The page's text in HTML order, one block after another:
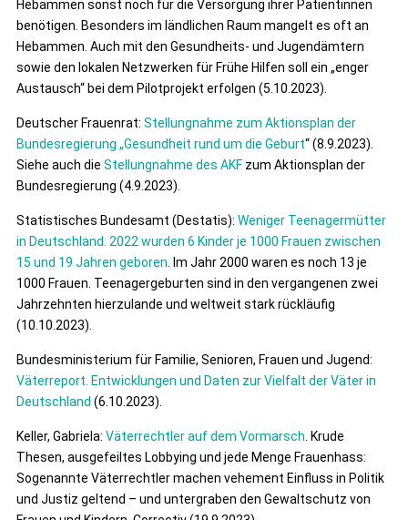
Hebammen sonst noch für die Versorgung ihrer Patientinnen
benötigen. Besonders im ländlichen Raum mangelt es oft an
Hebammen. Auch mit den Gesundheits- und Jugendämtern
sowie den lokalen Netzwerken für Frühe Hilfen soll ein „enger
Austausch“ bei dem Pilotprojekt erfolgen (5.10.2023).
Deutscher Frauenrat: Stellungnahme zum Aktionsplan der
Bundesregierung „Gesundheit rund um die Geburt“ (8.9.2023)
Siehe auch die Stellungnahme des AKF zum Aktionsplan der
Bundesregierung (4.9.2023).
Statistisches Bundesamt (Destatis): Weniger Teenagermütter
in Deutschland. 2022 wurden 6 Kinder je 1000 Frauen zwischen
15 und 19 Jahren geboren . Im Jahr 2000 waren es noch 13 je
1000 Frauen. Teenagergeburten sind in den vergangenen zwei
Jahrzehnten hierzulande und weltweit stark rückläufig
(10.10.2023).
Bundesministerium für Familie, Senioren, Frauen und Jugend:
Väterreport. Entwicklungen und Daten zur Vielfalt der Väter in
Deutschland (6.10.2023).
Keller, Gabriela: Väterrechtler auf dem Vormarsch . Krude
Thesen, ausgefeiltes Lobbying und jede Menge Frauenhass:
Sogenannte Väterrechtler machen vehement Einfluss in Politik
und Justiz geltend – und untergraben den Gewaltschutz von